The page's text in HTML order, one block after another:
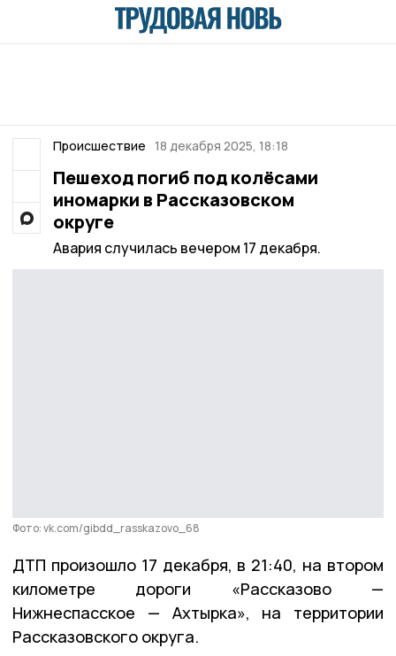
Происшествие 18 декабря 2025, 18:18
Пешеход погиб под колёсами
иномарки в Рассказовском
округе
Авария случилась вечером 17 декабря.
Фото: vk.com/gibdd_rasskazovo_68
ДТП произошло 17 декабря, в 21:40, на втором
километре дороги «Рассказово —
Нижнеспасское — Ахтырка», на территории
Рассказовского округа.